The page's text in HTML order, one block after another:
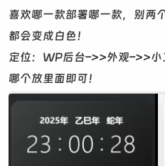
喜欢哪一款部署哪一款，别两
都会变成白色！
定位：WP后台–>>外观–>>
哪个放里面即可！